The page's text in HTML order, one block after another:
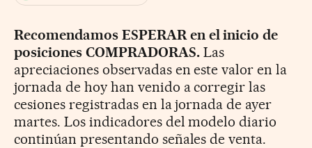
Recomendamos ESPERAR en el inicio de
posiciones COMPRADORAS.Las
apreciaciones observadas en este valor en la
jornada de hoy han venido a corregir las
cesiones registradas en la jornada de ayer
martes. Los indicadores del modelo diario
continúan presentando señales de venta.